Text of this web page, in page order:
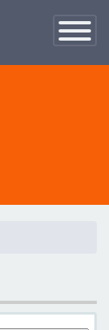
Toggle